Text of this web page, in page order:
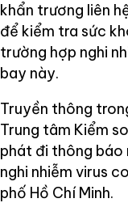
khẩn trương liên
để kiểm tra sức
trường hợp nghi
bay này.
Truyền thông
Trung tâm Kiểm
phát đi thông
nghi nhiễm virus
phố Hồ Chí Minh.